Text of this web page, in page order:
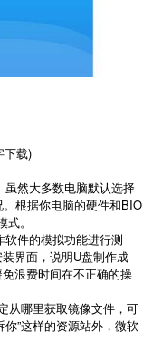
下载)
虽然大多数电脑默认选择
。根据你电脑的硬件和BIO
。
件的模拟功能进行测
界面，说明U盘制作成
浪费时间在不正确的操
从哪里获取镜像文件，可
”这样的资源站外，微软